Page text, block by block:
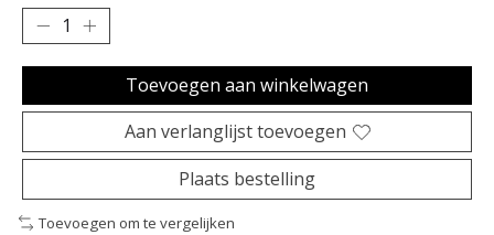
Toevoegen aan winkelwagen
Aan verlanglijst toevoegen
Plaats bestelling
Toevoegen om te vergelijken